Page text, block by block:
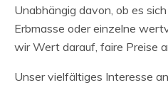
Unabhängig davon, ob es
Erbmasse oder einzelne
wir Wert darauf, faire Preise
Unser vielfältiges Interesse